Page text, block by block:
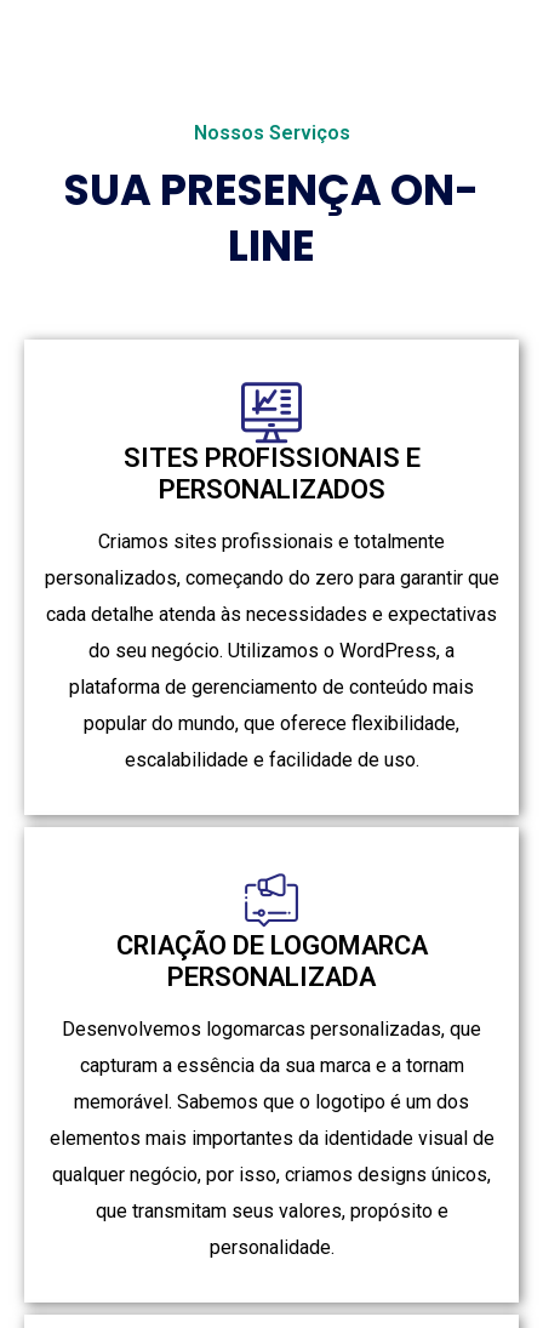
Nossos Serviços
SUA PRESENÇA ON-
LINE
SITES PROFISSIONAIS E
PERSONALIZADOS
Criamos sites profissionais e totalmente
personalizados, começando do zero para garantir que
cada detalhe atenda às necessidades e expectativas
do seu negócio. Utilizamos o WordPress, a
plataforma de gerenciamento de conteúdo mais
popular do mundo, que oferece flexibilidade,
escalabilidade e facilidade de uso.
CRIAÇÃO DE LOGOMARCA
PERSONALIZADA
Desenvolvemos logomarcas personalizadas, que
capturam a essência da sua marca e a tornam
memorável. Sabemos que o logotipo é um dos
elementos mais importantes da identidade visual de
qualquer negócio, por isso, criamos designs únicos,
que transmitam seus valores, propósito e
personalidade.